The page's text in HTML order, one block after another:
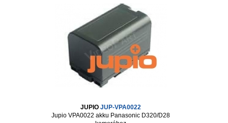
JUPIO JUP-VPA0022
Jupio VPA0022 akku Panasonic D320/D28